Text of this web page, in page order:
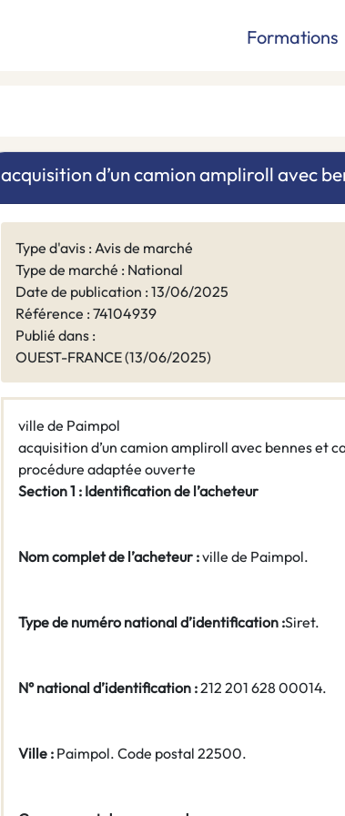
Formations
acquisition d’un camion ampliroll avec
Type d'avis : Avis de marché
Type de marché : National
Date de publication : 13/06/2025
Référence : 74104939
Publié dans :
OUEST-FRANCE (13/06/2025)
ville de Paimpol
acquisition d’un camion ampliroll avec bennes et
procédure adaptée ouverte
Section 1 : Identification de l’acheteur
Nom complet de l’acheteur :ville de Paimpol.
Type de numéro national d’identification :Siret.
N° national d’identification :212 201 628 00014.
Ville : Paimpol. Code postal 22500.